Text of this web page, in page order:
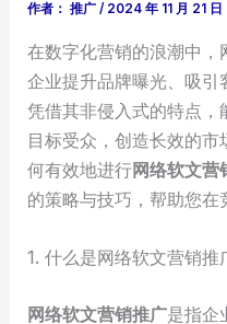
作者： 推广/ 2024 年 11 月 21 日
在数字化营销的浪潮中
企业提升品牌曝光、吸
凭借其非侵入式的特点
目标受众，创造长效的
何有效地进行网络软文营
的策略与技巧，帮助您在
1. 什么是网络软文营销推
网络软文营销推广是指企